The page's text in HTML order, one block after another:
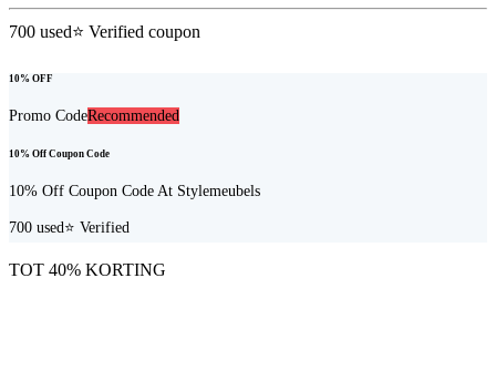
700 used⭐ Verified coupon
10% OFF
Promo CodeRecommended
10% Off Coupon Code
10% Off Coupon Code At Stylemeubels
700 used ⭐ Verified
TOT 40% KORTING